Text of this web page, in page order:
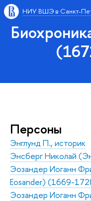
НИУ ВШЭ в Санкт-
Персоны
Энглунд П., историк
Энсберг Николай
Эозандер Иоганн
Eosander) (1669-
Эозандер Иоганн